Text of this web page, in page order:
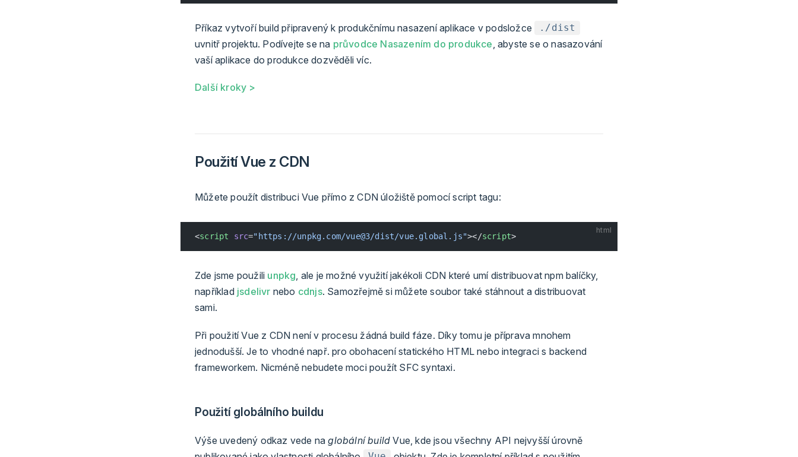
Příkaz vytvoří build připravený k produkčnímu nasazení aplikace v podsložce ./dist
uvnitř projektu. Podívejte se na průvodce Nasazením do produkce , abyste se o nasazování
vaší aplikace do produkce dozvěděli víc.
Další kroky >
Použití Vue z CDN
Můžete použít distribuci Vue přímo z CDN úložiště pomocí script tagu:
html
<script src="https://unpkg.com/vue@3/dist/vue.global.js"></script>
Zde jsme použili unpkg, ale je možné využití jakékoli CDN které umí distribuovat npm balíčky,
například jsdelivr nebo cdnjs. Samozřejmě si můžete soubor také stáhnout a distribuovat
sami.
Při použití Vue z CDN není v procesu žádná build fáze. Díky tomu je příprava mnohem
jednodušší. Je to vhodné např. pro obohacení statického HTML nebo integraci s backend
frameworkem. Nicméně nebudete moci použít SFC syntaxi.
Použití globálního buildu
Výše uvedený odkaz vede naglobální build Vue, kde jsou všechny API nejvyšší úrovně